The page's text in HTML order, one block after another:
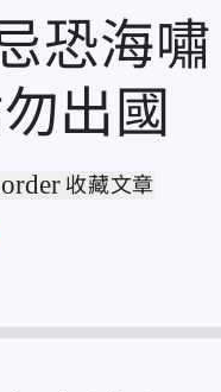
恐海
出國
收藏文章